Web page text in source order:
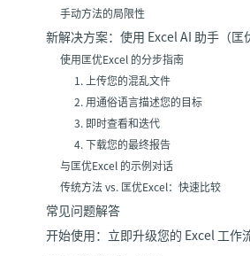
手动方法的局限性
新解决方案：使用 Excel AI 助手（匡
使用匡优Excel 的分步指南
1. 上传您的混乱文件
2. 用通俗语言描述您的目标
3. 即时查看和迭代
4. 下载您的最终报告
与匡优Excel 的示例对话
传统方法 vs. 匡优Excel：快速比较
常见问题解答
开始使用：立即升级您的 Excel 工作